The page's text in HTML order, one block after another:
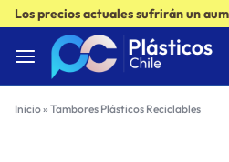
Los precios actuales sufrirán un
Inicio» Tambores Plásticos Reciclables